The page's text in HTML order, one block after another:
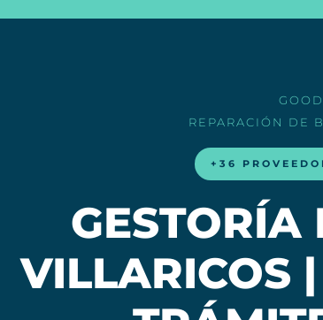
REPARACIÓN DE
+36
GESTORÍA
VILLARICOS